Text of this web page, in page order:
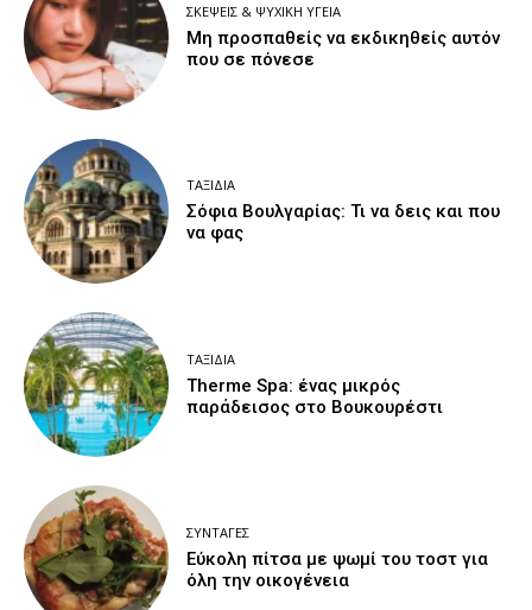
ΣΚΈΨΕΙΣ & ΨΥΧΙΚΉ ΥΓΕΊΑ
Μη προσπαθείς να εκδικηθείς αυτόν
που σε πόνεσε
ΤΑΞΊΔΙΑ
Σόφια Βουλγαρίας: Τι να δεις και που
να φας
ΤΑΞΊΔΙΑ
Therme Spa: ένας μικρός
παράδεισος στο Βουκουρέστι
ΣΥΝΤΑΓΈΣ
Εύκολη πίτσα με ψωμί του τοστ για
όλη την οικογένεια